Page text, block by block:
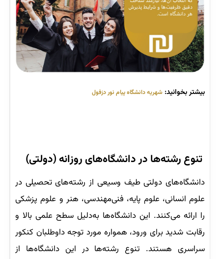
بیشتر بخوانید: شهریه دانشگاه پیام نور دزفول
تنوع رشته‌ها در دانشگاه‌های روزانه (دولتی)
دانشگاه‌های دولتی طیف وسیعی از رشته‌های تحصیلی در
علوم انسانی، ‌علوم پایه، فنی‌مهندسی، هنر و علوم پزشکی
را ارائه می‌کنند. این دانشگاه‌ها به‌دلیل سطح علمی بالا و
رقابت شدید برای ورود، همواره مورد توجه داوطلبان کنکور
سراسری هستند. تنوع رشته‌ها در این دانشگاه‌ها از